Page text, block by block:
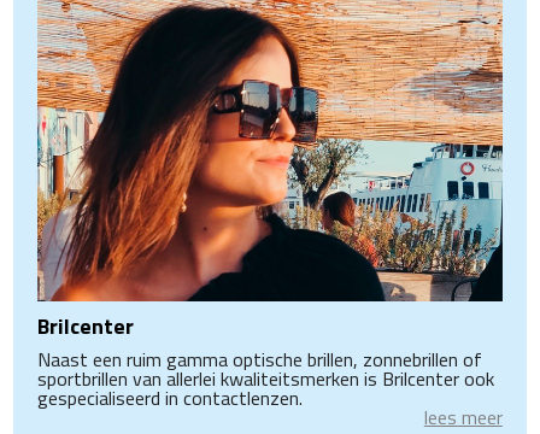
Brilcenter
Naast een ruim gamma optische brillen, zonnebrillen of
sportbrillen van allerlei kwaliteitsmerken is Brilcenter ook
gespecialiseerd in contactlenzen.
lees meer